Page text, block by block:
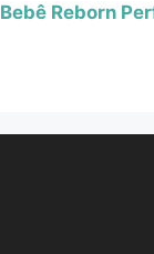
Bebê Reborn